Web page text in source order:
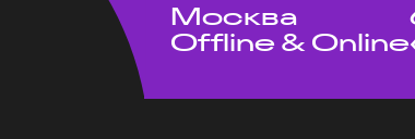
Москва
Offline & Online